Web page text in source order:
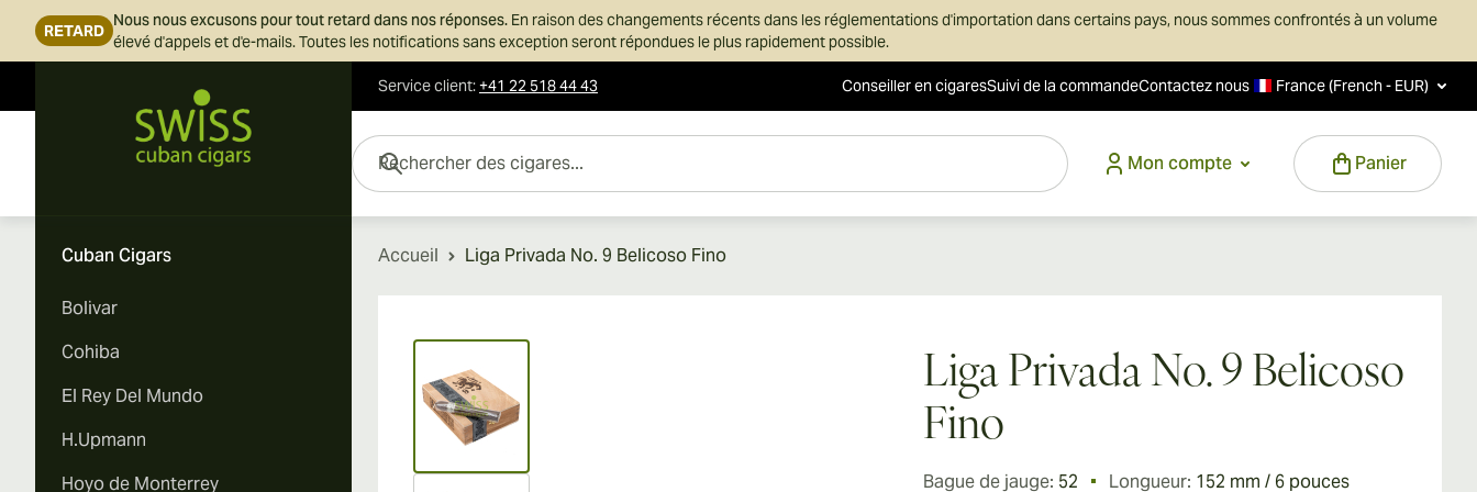
RETARD
Nous nous excusons pour tout retard dans nos réponses. En raison des changements récents dans les réglementations d'importation dans certains pays, nous sommes confrontés à un volume
élevé d'appels et d'e-mails. Toutes les notifications sans exception seront répondues le plus rapidement possible.
Service client:+41 22 518 44 43 Conseiller en cigaresSuivi de la commandeContactez nous France (French - EUR)
Mon compte
Panier
Rechercher des cigares...
Cuban Cigars
Bolivar
Cohiba
El Rey Del Mundo
H.Upmann
Hoyo de Monterrey
Accueil Liga Privada No. 9 Belicoso Fino
View larger image
Liga Privada No. 9 Belicoso
Fino
Bague de jauge: 52 Longueur: 152 mm / 6 pouces